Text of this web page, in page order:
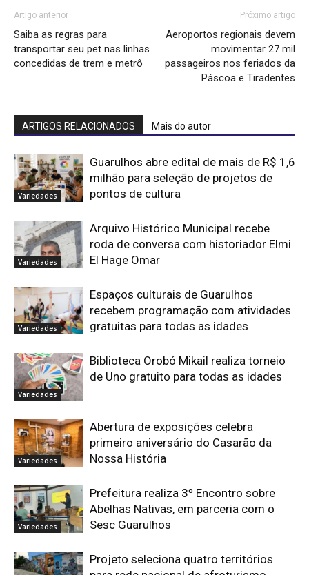
Artigo anterior
Saiba as regras para
transportar seu pet nas linhas
concedidas de trem e metrô
Próximo artigo
Aeroportos regionais devem
movimentar 27 mil
passageiros nos feriados da
Páscoa e Tiradentes
ARTIGOS RELACIONADOS Mais do autor
Variedades
Guarulhos abre edital de mais de R$ 1,6
milhão para seleção de projetos de
pontos de cultura
Variedades
Arquivo Histórico Municipal recebe
roda de conversa com historiador Elmi
El Hage Omar
Variedades
Espaços culturais de Guarulhos
recebem programação com atividades
gratuitas para todas as idades
Variedades
Biblioteca Orobó Mikail realiza torneio
de Uno gratuito para todas as idades
Variedades
Abertura de exposições celebra
primeiro aniversário do Casarão da
Nossa História
Variedades
Prefeitura realiza 3º Encontro sobre
Abelhas Nativas, em parceria com o
Sesc Guarulhos
Projeto seleciona quatro territórios